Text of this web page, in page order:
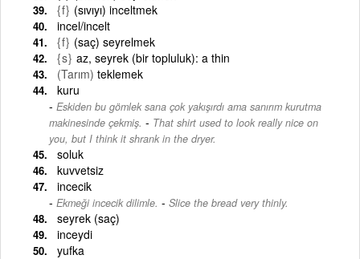
{f} (sıvıyı) inceltmek
incel/incelt
{f} (saç) seyrelmek
{s} az, seyrek (bir topluluk): a thin
(Tarım) teklemek
kuru
Eskiden bu gömlek sana çok yakışırdı ama sanırım kurutma
makinesinde çekmiş. - That shirt used to look really nice on
you, but I think it shrank in the dryer.
soluk
kuvvetsiz
incecik
Ekmeği incecik dilimle. - Slice the bread very thinly.
seyrek (saç)
inceydi
yufka